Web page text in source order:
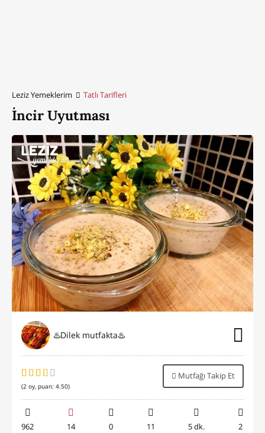
Leziz Yemeklerim Tatlı Tarifleri
İncir Uyutması
♨️Dilek mutfakta♨️
(2 oy, puan: 4.50)
Mutfağı Takip Et
962 14 0 11 5 dk. 2